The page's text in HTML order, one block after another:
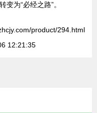
变为“必经之路”。
product/294.html
12:21:35